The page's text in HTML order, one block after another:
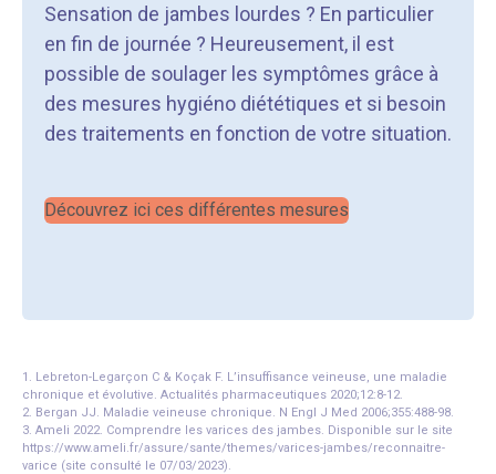
Sensation de jambes lourdes ? En particulier
en fin de journée ? Heureusement, il est
possible de soulager les symptômes grâce à
des mesures hygiéno diététiques et si besoin
des traitements en fonction de votre situation.
Découvrez ici ces différentes mesures
1. Lebreton-Legarçon C & Koçak F. L’insuffisance veineuse, une maladie
chronique et évolutive. Actualités pharmaceutiques 2020;12:8-12.
2. Bergan JJ. Maladie veineuse chronique. N Engl J Med 2006;355:488-98.
3. Ameli 2022. Comprendre les varices des jambes. Disponible sur le site
https://www.ameli.fr/assure/sante/themes/varices-jambes/reconnaitre-
varice (site consulté le 07/03/2023).